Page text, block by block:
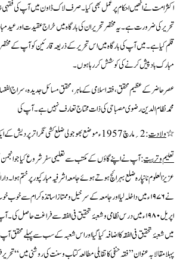
اکثر امت نے انھیں احکام پر عمل بھی کیا۔صرف لاک ڈاون میں آپ کی فقہی
تحریر کی ضرورت ہے ۔یہ مختصر تحریر ان کی بارگاہ میں خراج عقیدت اور
قلم کیا ہے ۔میں آپ کی بارگاہ میں اس تحریر کے ذریعہ قارئین کو آپ کے
مبارک باد پیش کرنے کی کوشش کر رہا ہوں ۔
عصرحاضر کےعظیم محقق،فقہ اسلامی کے ماہر، محقق مسائل جدیدہ،سراج
محمدنظام الدین رضوی مصباحیکی ذات محتاج تعارف نہیں ہے۔آپ کی
٭ولادت:2؍مارچ 1957ء موضع بھوجولی ضلع کشی نگر اترپردیش کے ایک دین دار گھرانے میں ہوئی۔
تعلیم وتربیت: آپ نے اپنے گاؤں کے مکتب سے تعلیمی سفر شروع کیاجو انجمن
عزیزالعلوم نانپارہ ضلع بہرائچ ہوتے ہوئے جامعہ اشرفیہ مبارکپور پرختم
نے
۱۹۷۶ء میں داخلہ لیا اور جامعہ کے سرخیل وممتاز اساتذہ کرام سے
اپریل ۱۹۸۰ء میں درس نظامی وشعبۂ تحقیق فی الفقہ سے فراغت حاصل
میں شعبۂ تحقیق فی الفقہ کااضافہ کیاگیا اور اس شعبہ کے سب سے پہلے
پہلامقالا بہ عنوان’’فقہ حنفی کاتقابلی مطالعہ کتاب وسنت کی روشنی میں‘‘تحریر